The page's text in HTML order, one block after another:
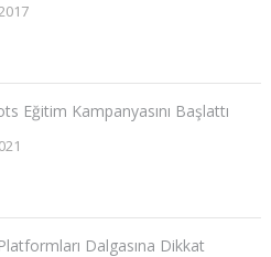
Eğitim Kampanyasını Başlattı
Dalgasına Dikkat